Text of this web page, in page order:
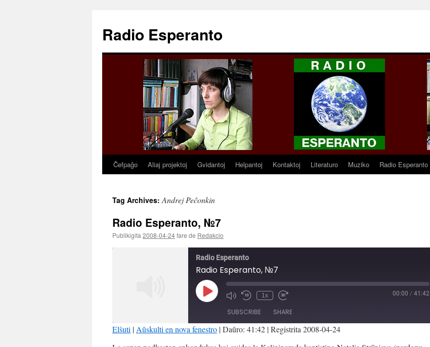
Radio Esperanto
Skip
content
Ĉefpaĝo Aliaj projektoj Gvidantoj Helpantoj Kontaktoj Literaturo Muziko Radio Esperanto
Tag Archives:Andrej Peĉonkin
Radio Esperanto, №7
Publikigita 2008-04-24fare de Redakcio
Radio Esperanto
Radio Esperanto, №7
Play
Episode Mute/Unmute
Rewind
Seconds
1x
Fast
30
seconds
00:00 / 41:42
SUBSCRIBE SHARE
Elŝuti | Aŭskulti en nova fenestro |Daŭro: 41:42 |Registrita 2008-04-24